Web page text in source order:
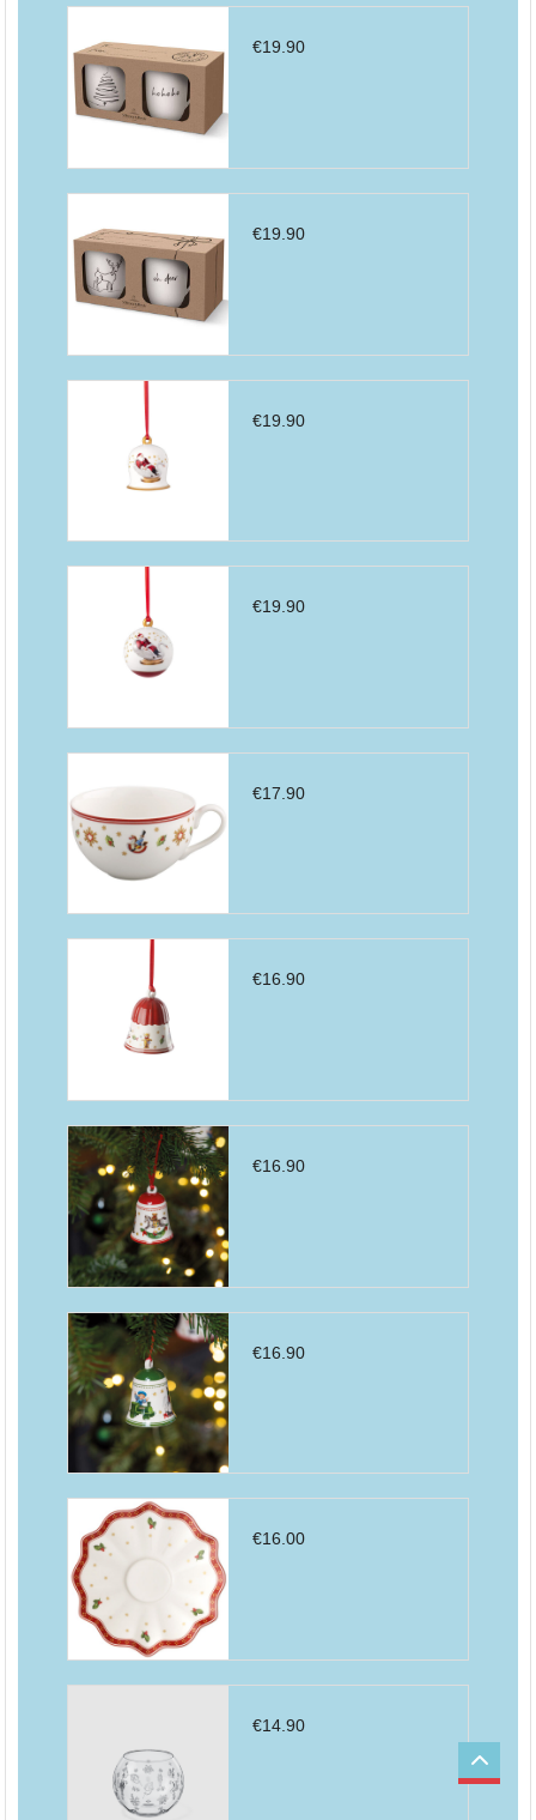
€19.90
€19.90
€19.90
€19.90
€17.90
€16.90
€16.90
€16.90
€16.00
€14.90